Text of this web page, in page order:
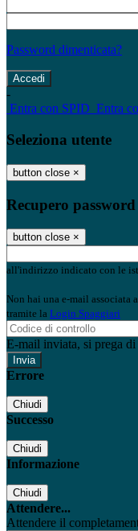
Password dimenticata?
-
Entra con SPID Entra
Seleziona utente
button close ×
Recupero password
button close ×
all'indirizzo indicato con le
Non hai una e-mail associata
tramite la Login Spaggiari
E-mail inviata, si prega
Errore
Chiudi
Successo
Chiudi
Informazione
Chiudi
Attendere...
Attendere il